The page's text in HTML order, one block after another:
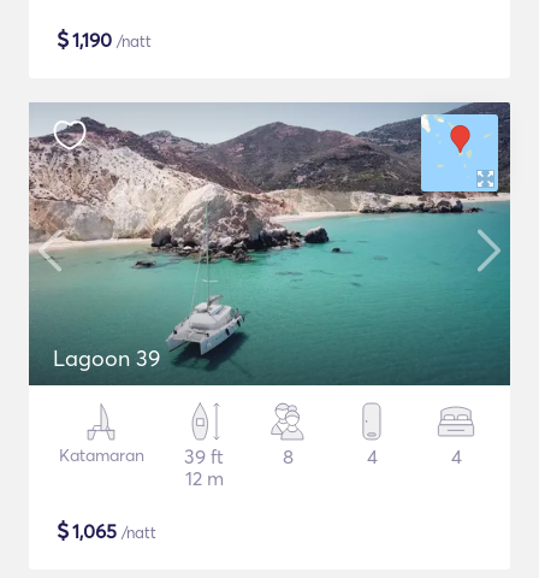
$1,190 /natt
Lagoon 39
Katamaran
39 ft
12 m
8 4 4
$1,065 /natt